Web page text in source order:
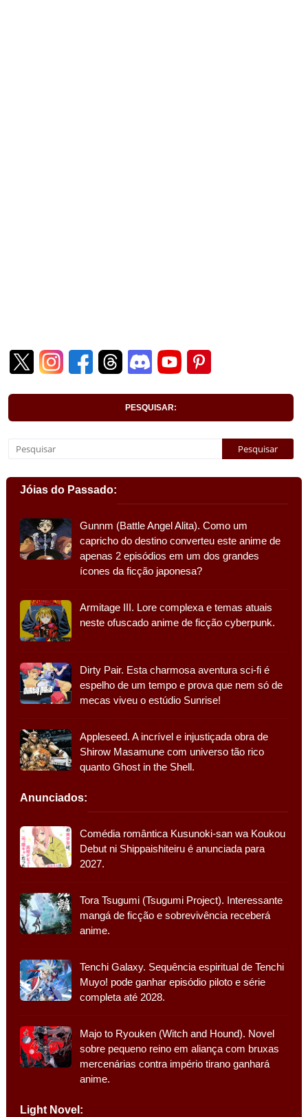
PESQUISAR:
Jóias do Passado:
Gunnm (Battle Angel Alita). Como um
capricho do destino converteu este anime de
apenas 2 episódios em um dos grandes
ícones da ficção japonesa?
Armitage III. Lore complexa e temas atuais
neste ofuscado anime de ficção cyberpunk.
Dirty Pair. Esta charmosa aventura sci-fi é
espelho de um tempo e prova que nem só de
mecas viveu o estúdio Sunrise!
Appleseed. A incrível e injustiçada obra de
Shirow Masamune com universo tão rico
quanto Ghost in the Shell.
Anunciados:
Comédia romântica Kusunoki-san wa Koukou
Debut ni Shippaishiteiru é anunciada para
2027.
Tora Tsugumi (Tsugumi Project). Interessante
mangá de ficção e sobrevivência receberá
anime.
Tenchi Galaxy. Sequência espiritual de Tenchi
Muyo! pode ganhar episódio piloto e série
completa até 2028.
Majo to Ryouken (Witch and Hound). Novel
sobre pequeno reino em aliança com bruxas
mercenárias contra império tirano ganhará
anime.
Light Novel: